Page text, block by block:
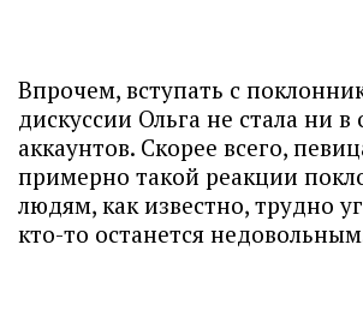
Впрочем, вступать с
дискуссии Ольга не стала ни
аккаунтов. Скорее всего,
примерно такой реакции
людям, как известно, трудно
кто-то останется